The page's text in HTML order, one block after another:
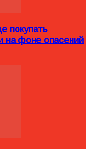
покупать
на фоне опасений